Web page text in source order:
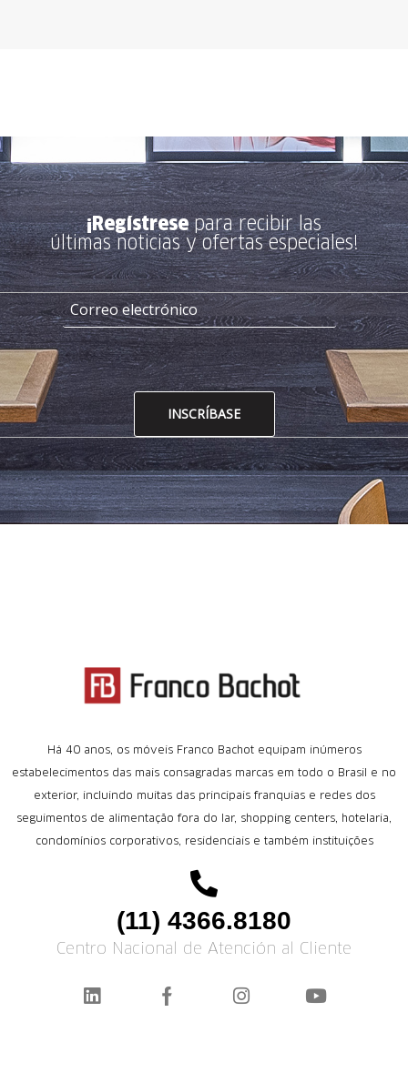
¡Regístresepara recibir las
últimas noticias y ofertas especiales!
INSCRÍBASE
Há 40 anos, os móveis Franco Bachot equipam inúmeros
estabelecimentos das mais consagradas marcas em todo o Brasil e no
exterior, incluindo muitas das principais franquias e redes dos
seguimentos de alimentação fora do lar, shopping centers, hotelaria,
condomínios corporativos, residenciais e também instituições
(11) 4366.8180
Centro Nacional de Atención al Cliente